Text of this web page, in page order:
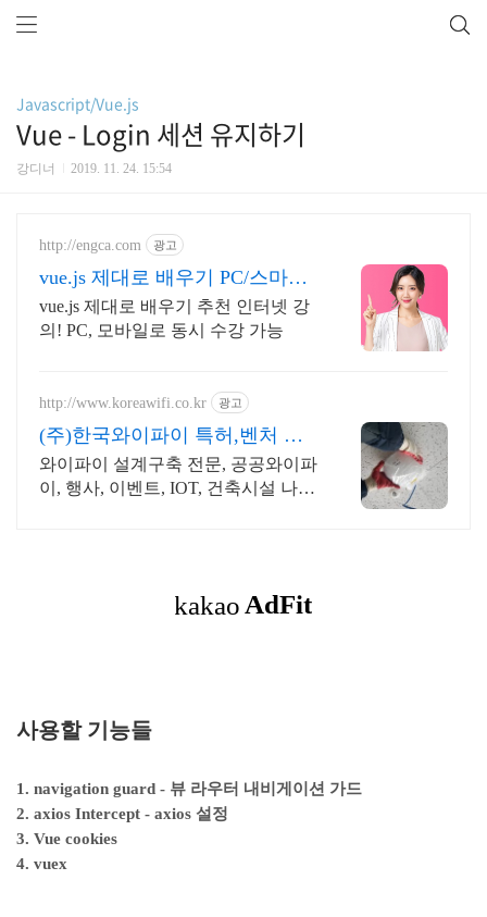
Javascript/Vue.js
Vue - Login 세션 유지하기
강디너 2019. 11. 24. 15:54
http://engca.com 광고
vue.js 제대로 배우기 PC/스마트
폰 동영상강의
vue.js 제대로 배우기 추천 인터넷 강
의! PC, 모바일로 동시 수강 가능
http://www.koreawifi.co.kr 광고
(주)한국와이파이 특허,벤처 관
급공사, 건설공사 가능
와이파이 설계구축 전문, 공공와이파
이, 행사, 이벤트, IOT, 건축시설 나라
사용할 기능들
1. navigation guard - 뷰 라우터 내비게이션 가드
2. axios Intercept - axios 설정
3. Vue cookies
4. vuex